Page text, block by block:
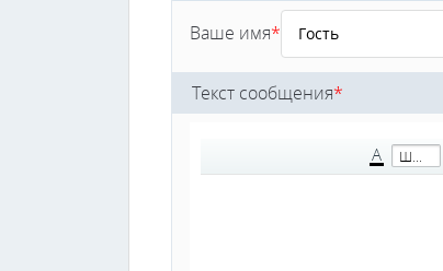
Ваше имя*
Текст сообщения*
A Шрифт